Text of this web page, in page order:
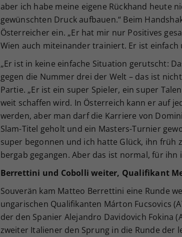
aber ich habe meine eigene Rückhand heute
gewünschten Druck aufbauen.“ Beim
Österreicher ein. „Er hat mir nur Positives
Wien auch miteinander trainiert. Er ist einfach
„Er ist in keine einfache Situation gerutscht:
gegen die Nummer drei der Welt – das ist
Partie. „Er ist ein super Spieler, ein super
weit schaffen wird. In Österreich kann er auf
werden, aber man darf die Karriere von
Slam-Titel geholt und ein Masters-Turnier
super begonnen und ich hatte Glück, ihn früh
bergab gegangen. Aber das ist normal, für ihn
Berrettini und Cobolli weiter, Qualifikant
Souverän kam Matteo Berrettini eine Runde
ungarischen Qualifikanten Márton Fucsovics
der den Spanier Alejandro Davidovich Fokina
zweiter Italiener den Sprung in die Runde der